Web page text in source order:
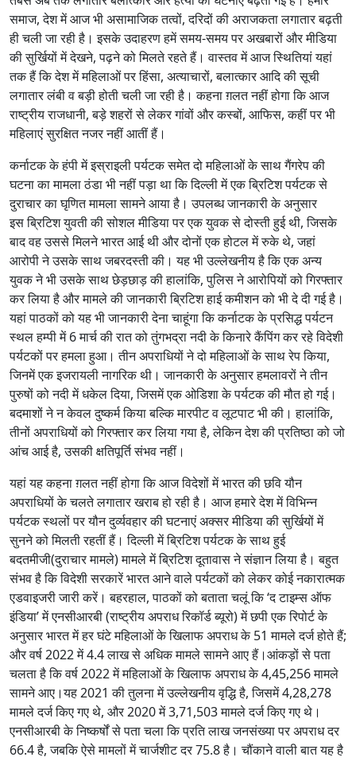
समाज, देश में आज भी असामाजिक तत्वों, दरिदों की अराजकता लगातार बढ़ती
ही चली जा रही है। इसके उदाहरण हमें समय-समय पर अखबारों और मीडिया
की सुर्खियों में देखने, पढ़ने को मिलते रहते हैं। वास्तव में आज स्थितियां यहां
तक हैं कि देश में महिलाओं पर हिंसा, अत्याचारों, बलात्कार आदि की सूची
लगातार लंबी व बड़ी होती चली जा रही है। कहना ग़लत नहीं होगा कि आज
राष्ट्रीय राजधानी, बड़े शहरों से लेकर गांवों और कस्बों, आफिस, कहीं पर भी
महिलाएं सुरक्षित नजर नहीं आतीं हैं।
कर्नाटक के हंपी में इस्राइली पर्यटक समेत दो महिलाओं के साथ गैंगरेप की
घटना का मामला ठंडा भी नहीं पड़ा था कि दिल्ली में एक ब्रिटिश पर्यटक से
दुराचार का घृणित मामला सामने आया है। उपलब्ध जानकारी के अनुसार
इस ब्रिटिश युवती की सोशल मीडिया पर एक युवक से दोस्ती हुई थी, जिसके
बाद वह उससे मिलने भारत आई थी और दोनों एक होटल में रुके थे, जहां
आरोपी ने उसके साथ जबरदस्ती की। यह भी उल्लेखनीय है कि एक अन्य
युवक ने भी उसके साथ छेड़छाड़ की हालांकि, पुलिस ने आरोपियों को गिरफ्तार
कर लिया है और मामले की जानकारी ब्रिटिश हाई कमीशन को भी दे दी गई है।
यहां पाठकों को यह भी जानकारी देना चाहूंगा कि कर्नाटक के प्रसिद्ध पर्यटन
स्थल हम्पी में 6 मार्च की रात को तुंगभद्रा नदी के किनारे कैंपिंग कर रहे विदेशी
पर्यटकों पर हमला हुआ। तीन अपराधियों ने दो महिलाओं के साथ रेप किया,
जिनमें एक इजरायली नागरिक थी‌। जानकारी के अनुसार हमलावरों ने तीन
पुरुषों को नदी में धकेल दिया, जिसमें एक ओडिशा के पर्यटक की मौत हो गई।
बदमाशों ने न केवल दुष्कर्म किया बल्कि मारपीट व लूटपाट भी की। हालांकि,
तीनों अपराधियों को गिरफ्तार कर लिया गया है, लेकिन देश की प्रतिष्ठा को जो
आंच आई है, उसकी क्षतिपूर्ति संभव नहीं।
यहां यह कहना ग़लत नहीं होगा कि आज विदेशों में भारत की छवि यौन
अपराधियों के चलते लगातार खराब हो रही है। आज हमारे देश में विभिन्न
पर्यटक स्थलों पर यौन दुर्व्यवहार की घटनाएं अक्सर मीडिया की सुर्खियों में
सुनने को मिलती रहतीं हैं। दिल्ली में ब्रिटिश पर्यटक के साथ हुई
बदतमीजी(दुराचार मामले) मामले में ब्रिटिश दूतावास ने संज्ञान लिया है। बहुत
संभव है कि विदेशी सरकारें भारत आने वाले पर्यटकों को लेकर कोई नकारात्मक
एडवाइजरी जारी करें। बहरहाल, पाठकों को बताता चलूं कि ‘द टाइम्स ऑफ
इंडिया’ में एनसीआरबी (राष्ट्रीय अपराध रिकॉर्ड ब्यूरो) में छपी एक रिपोर्ट के
अनुसार भारत में हर घंटे महिलाओं के खिलाफ अपराध के 51 मामले दर्ज होते हैं;
और वर्ष 2022 में 4.4 लाख से अधिक मामले सामने आए हैं।आंकड़ों से पता
चलता है कि वर्ष 2022 में महिलाओं के खिलाफ अपराध के 4,45,256 मामले
सामने आए।यह 2021 की तुलना में उल्लेखनीय वृद्धि है, जिसमें 4,28,278
मामले दर्ज किए गए थे, और 2020 में 3,71,503 मामले दर्ज किए गए थे।
एनसीआरबी के निष्कर्षों से पता चला कि प्रति लाख जनसंख्या पर अपराध दर
66.4 है, जबकि ऐसे मामलों में चार्जशीट दर 75.8 है। चौंकाने वाली बात यह है